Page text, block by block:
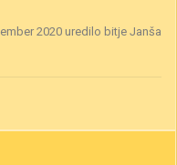
2020 uredilo bitje Janša